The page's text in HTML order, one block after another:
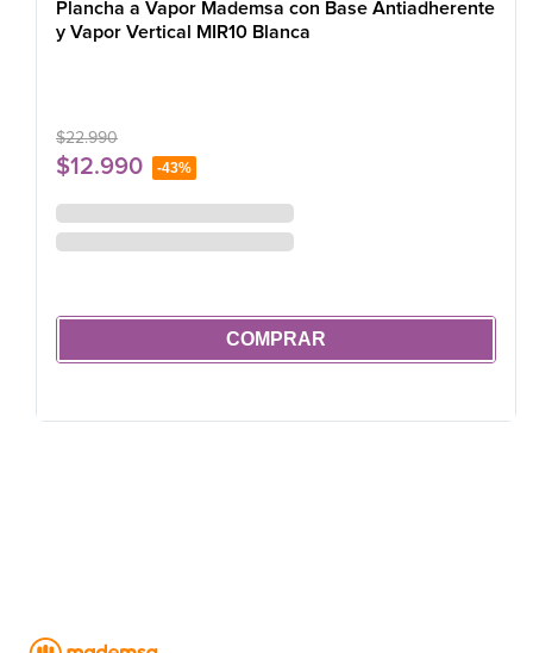
Plancha a Vapor Mademsa con Base Antiadherente
y Vapor Vertical MIR10 Blanca
$22.990
$12.990 -43%
COMPRAR